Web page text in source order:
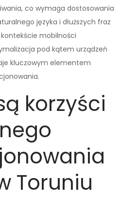
co wymaga dostosowania
języka i dłuższych fraz
mobilności
pod kątem urządzeń
kluczowym elementem
korzyści
Toruniu